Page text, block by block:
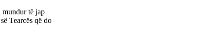
të jap
Tearcës që do